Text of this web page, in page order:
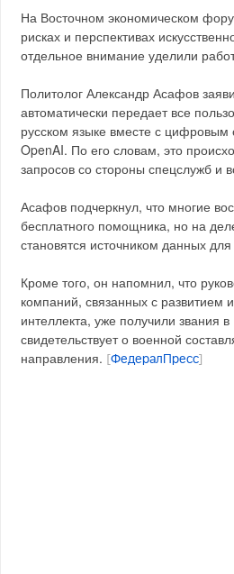
На Восточном экономическом
рисках и перспективах
отдельное внимание уделили
Политолог Александр Асафов
автоматически передает все
русском языке вместе с цифровым
OpenAI. По его словам, это
запросов со стороны спецслужб и
Асафов подчеркнул, что многие
бесплатного помощника, но на
становятся источником данных
Кроме того, он напомнил, что
компаний, связанных с развитием
интеллекта, уже получили звания
свидетельствует о военной
направления.
[ФедералПресс